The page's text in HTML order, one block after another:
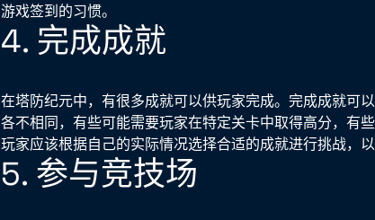
游戏签到的习惯。
4. 完成成就
在塔防纪元中，有很多成就可以供玩家完成。完成成就可
各不相同，有些可能需要玩家在特定关卡中取得高分，有
玩家应该根据自己的实际情况选择合适的成就进行挑战，以
5. 参与竞技场